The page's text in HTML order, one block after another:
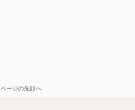
ページの先頭へ